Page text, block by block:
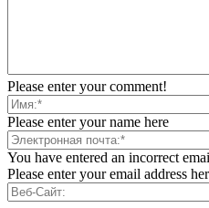
Please enter your comment!
Please enter your name here
You have entered an incorrect
Please enter your email address